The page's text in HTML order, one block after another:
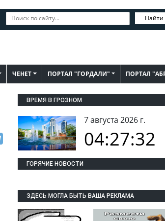
Найти
ЧЕНЕТ ПОРТАЛ "ГОРДАЛИ" ПОРТАЛ
ВРЕМЯ В ГРОЗНОМ
7 августа 2026 г.
04:27:32
ГОРЯЧИЕ НОВОСТИ
ЗДЕСЬ МОГЛА БЫТЬ ВАША РЕКЛАМА